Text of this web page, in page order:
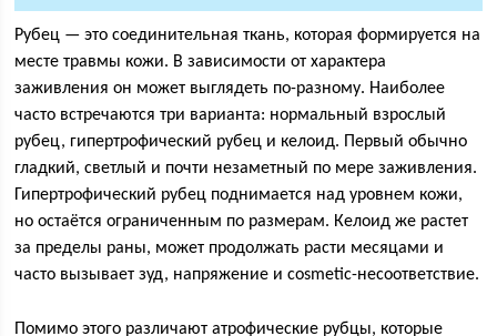
Рубец — это соединительная ткань, которая формируется на
месте травмы кожи. В зависимости от характера
заживления он может выглядеть по-разному. Наиболее
часто встречаются три варианта: нормальный взрослый
рубец, гипертрофический рубец и келоид. Первый обычно
гладкий, светлый и почти незаметный по мере заживления.
Гипертрофический рубец поднимается над уровнем кожи,
но остаётся ограниченным по размерам. Келоид же растет
за пределы раны, может продолжать расти месяцами и
часто вызывает зуд, напряжение и cosmetic-несоответствие.
Помимо этого различают атрофические рубцы, которые